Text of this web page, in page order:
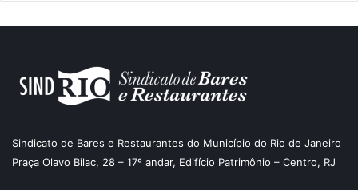
Sindicato de Bares e Restaurantes do Município do Rio de Janeiro
Praça Olavo Bilac, 28 – 17º andar, Edifício Patrimônio – Centro, RJ